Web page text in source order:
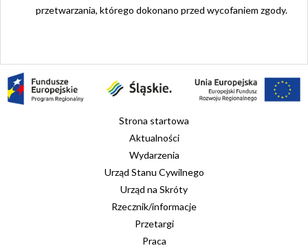
przetwarzania, którego dokonano przed wycofaniem zgody.
Strona startowa
Aktualności
Wydarzenia
Urząd Stanu Cywilnego
Urząd na Skróty
Rzecznik/informacje
Przetargi
Praca